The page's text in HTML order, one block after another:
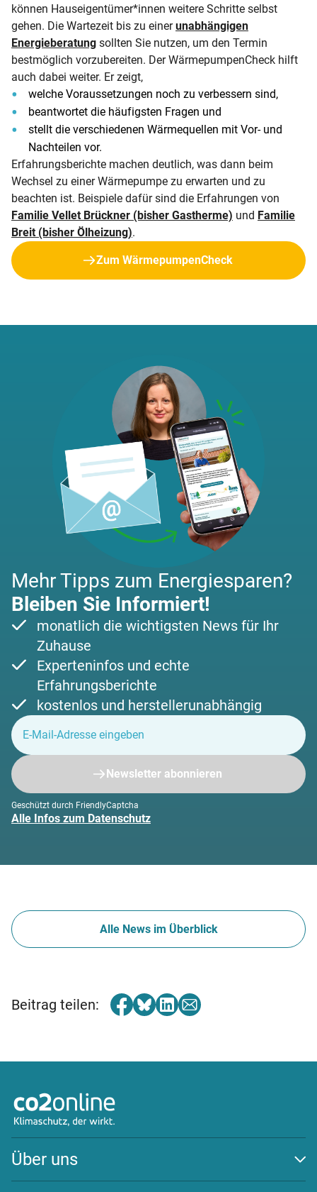
können Hauseigentümer*innen weitere Schritte selbst
gehen. Die Wartezeit bis zu einerunabhängigen
Energieberatung sollten Sie nutzen, um den Termin
bestmöglich vorzubereiten. Der WärmepumpenCheck hilft
auch dabei weiter. Er zeigt,
welche Voraussetzungen noch zu verbessern sind,
beantwortet die häufigsten Fragen und
stellt die verschiedenen Wärmequellen mit Vor- und
Nachteilen vor.
Erfahrungsberichte machen deutlich, was dann beim
Wechsel zu einer Wärmepumpe zu erwarten und zu
beachten ist. Beispiele dafür sind die Erfahrungen von
Familie Vellet Brückner (bisher Gastherme) und Familie
Breit (bisher Ölheizung).
Zum WärmepumpenCheck
Mehr Tipps zum Energiesparen?
Bleiben Sie Informiert!
monatlich die wichtigsten News für Ihr
Zuhause
Experteninfos und echte
Erfahrungsberichte
kostenlos und herstellerunabhängig
Newsletter abonnieren
Geschützt durch FriendlyCaptcha
Alle Infos zum Datenschutz
Alle News im Überblick
Beitrag teilen:
Über uns